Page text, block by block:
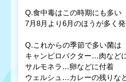
Q.食中毒はこの時期にも多い
7月8月より6月のほうが多く
Q.これからの季節で多い菌は
キャンピロバクター…肉など
サルモネラ…卵などに付着
ウェルシュ…カレーの残りな